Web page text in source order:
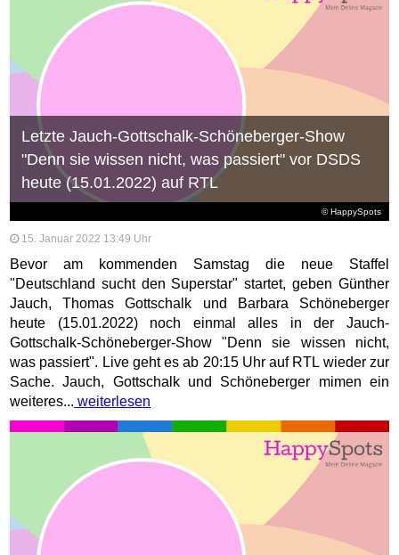
© HappySpots
Letzte Jauch-Gottschalk-Schöneberger-Show
"Denn sie wissen nicht, was passiert" vor DSDS
heute (15.01.2022) auf RTL
15. Januar 2022 13:49 Uhr
Bevor am kommenden Samstag die neue Staffel
"Deutschland sucht den Superstar" startet, geben Günther
Jauch, Thomas Gottschalk und Barbara Schöneberger
heute (15.01.2022) noch einmal alles in der Jauch-
Gottschalk-Schöneberger-Show "Denn sie wissen nicht,
was passiert". Live geht es ab 20:15 Uhr auf RTL wieder zur
Sache. Jauch, Gottschalk und Schöneberger mimen ein
weiteres... weiterlesen